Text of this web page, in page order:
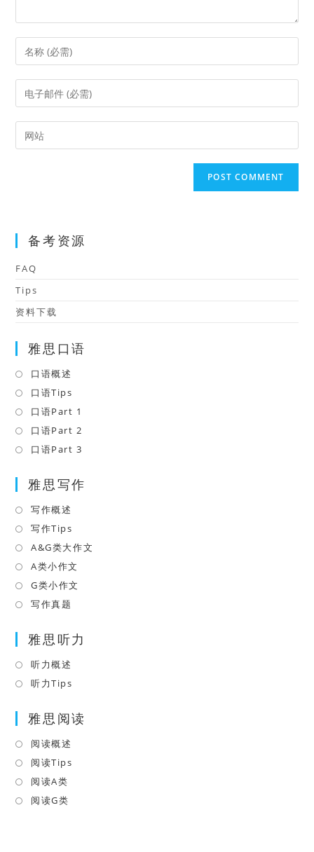
备考资源
FAQ
Tips
资料下载
雅思口语
口语概述
口语Tips
口语Part 1
口语Part 2
口语Part 3
雅思写作
写作概述
写作Tips
A&G类大作文
A类小作文
G类小作文
写作真题
雅思听力
听力概述
听力Tips
雅思阅读
阅读概述
阅读Tips
阅读A类
阅读G类